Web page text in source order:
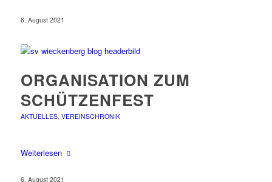
6. August 2021
ORGANISATION ZUM
SCHÜTZENFEST
AKTUELLES, VEREINSCHRONIK
Weiterlesen
6. August 2021